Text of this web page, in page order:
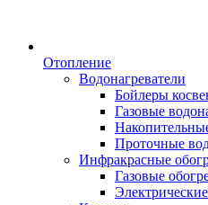
Отопление
Водонагреватели
Бойлеры
Газовые
Проточные
Инфракрасные
Газовые